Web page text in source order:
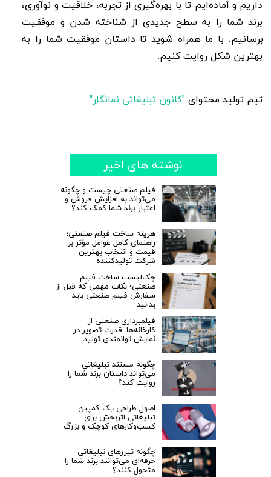
داریم و آماده‌ایم تا با بهره‌گیری از تجربه، خلاقیت و نوآوری،
برند شما را به سطح جدیدی از شناخته شدن و موفقیت
برسانیم. با ما همراه شوید تا داستان موفقیت شما را به
بهترین شکل روایت کنیم.
تیم تولید محتوای"کانون تبلیغاتی نمانگار"
نوشته های اخیر
فیلم صنعتی چیست و چگونه
می‌تواند به افزایش فروش و
اعتبار برند شما کمک کند؟
هزینه ساخت فیلم صنعتی؛
راهنمای کامل عوامل مؤثر بر
قیمت و انتخاب بهترین
شرکت تولیدکننده
چک‌لیست ساخت فیلم
صنعتی؛ نکات مهمی که قبل از
سفارش فیلم صنعتی باید
بدانید
فیلمبرداری صنعتی از
کارخانه‌ها: قدرت تصویر در
نمایش توانمندی تولید
چگونه مستند تبلیغاتی
می‌تواند داستان برند شما را
روایت کند؟
اصول طراحی یک کمپین
تبلیغاتی اثربخش برای
کسب‌وکارهای کوچک و بزرگ
چگونه تیزرهای تبلیغاتی
حرفه‌ای می‌توانند برند شما را
متحول کنند؟